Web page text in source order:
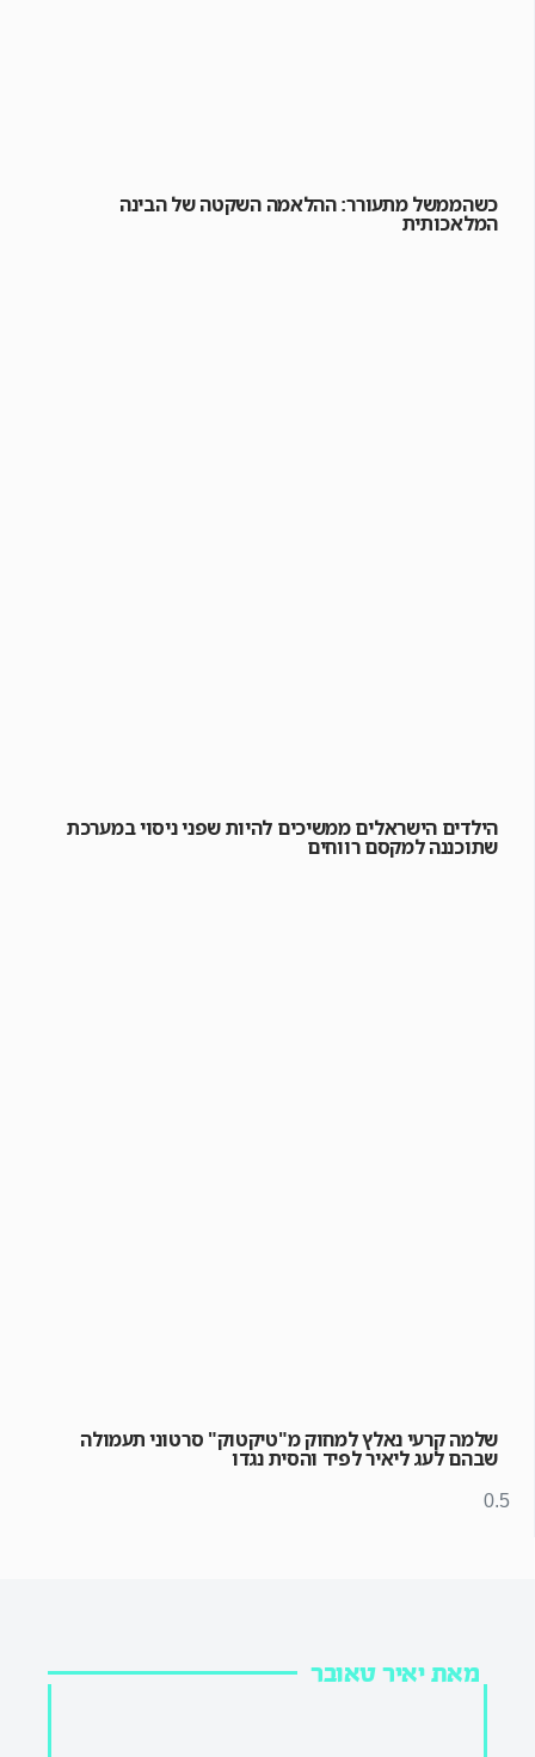
כשהממשל מתעורר: ההלאמה השקטה של הבינה
המלאכותית
הילדים הישראלים ממשיכים להיות שפני ניסוי במערכת
שתוכננה למקסם רווחים
שלמה קרעי נאלץ למחוק מ"טיקטוק" סרטוני תעמולה
שבהם לעג ליאיר לפיד והסית נגדו
מאת יאיר טאובר